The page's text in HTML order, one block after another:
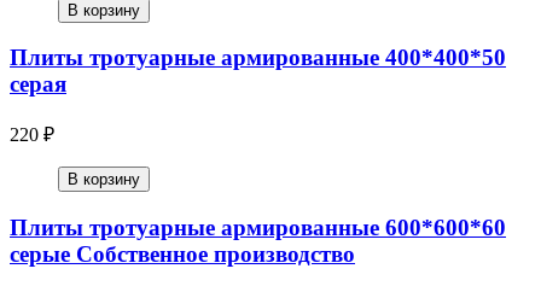
В корзину
Плиты тротуарные армированные 400*400*50
серая
220 ₽
В корзину
Плиты тротуарные армированные 600*600*60
серые Собственное производство